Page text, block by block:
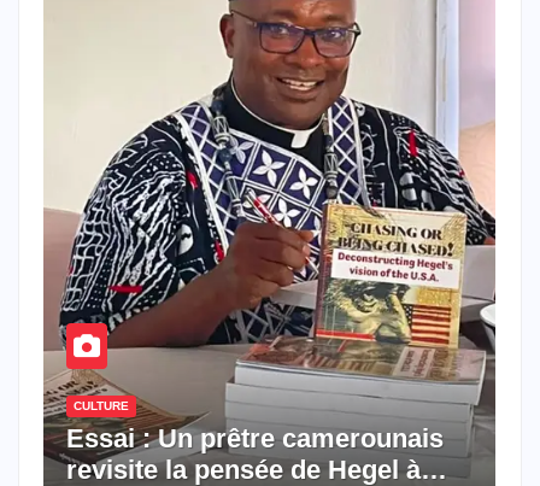
CULTURE
Essai : Un prêtre camerounais
revisite la pensée de Hegel à